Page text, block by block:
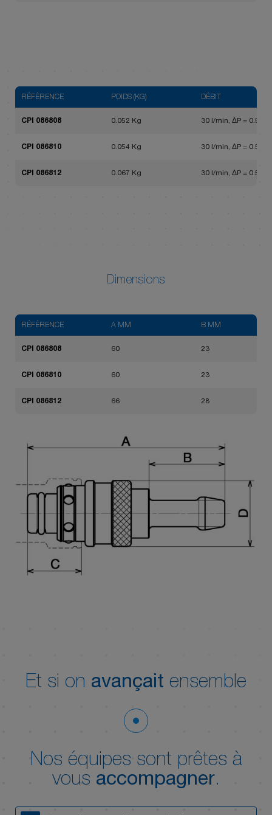
RÉFÉRENCE POIDS (KG) DÉBIT
CPI 086808 0.052 Kg 30 l/min, ΔP = 0.5 bar
CPI 086810 0.054 Kg 30 l/min, ΔP = 0.5 bar
CPI 086812 0.067 Kg 30 l/min, ΔP = 0.5 bar
Dimensions
RÉFÉRENCE A MM B MM
CPI 086808 60 23
CPI 086810 60 23
CPI 086812 66 28
Et si on avançait ensemble
Nos équipes sont prêtes à
vous accompagner.